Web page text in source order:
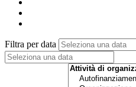
Filtra per data